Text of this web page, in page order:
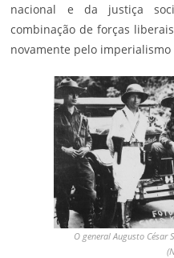
nacional e da justiça
combinação de forças
novamente pelo imperialismo
O general Augusto César